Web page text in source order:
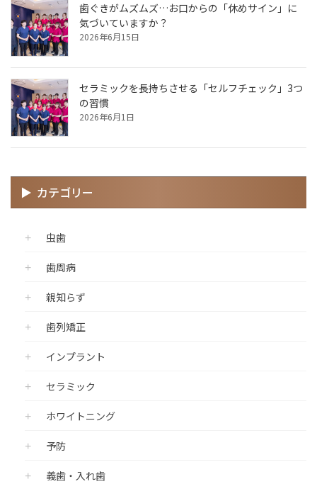
歯ぐきがムズムズ…お口からの「休めサイン」に
気づいていますか？
2026年6月15日
セラミックを長持ちさせる「セルフチェック」3つ
の習慣
2026年6月1日
カテゴリー
虫歯
歯周病
親知らず
歯列矯正
インプラント
セラミック
ホワイトニング
予防
義歯・入れ歯